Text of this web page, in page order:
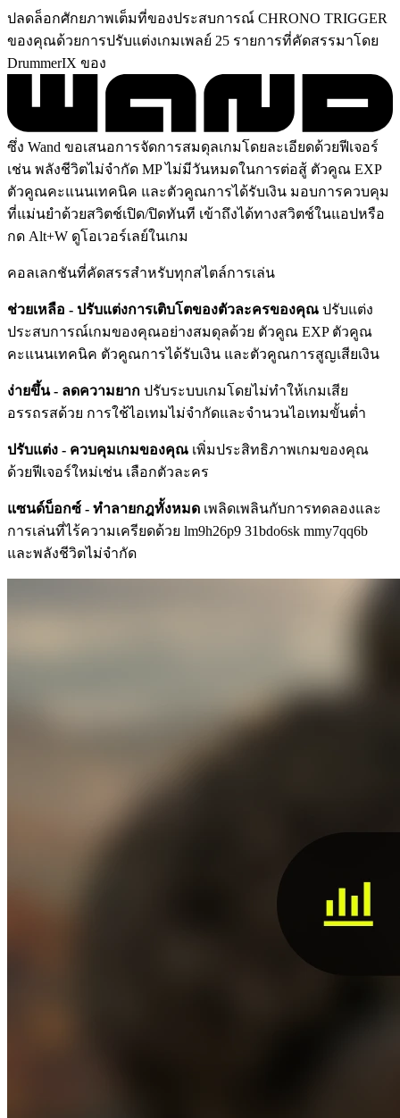
ปลดล็อกศักยภาพเต็มที่ของประสบการณ์ CHRONO TRIGGER
ของคุณด้วยการปรับแต่งเกมเพลย์ 25 รายการที่คัดสรรมาโดย
DrummerIX ของ
ซึ่ง Wand ขอเสนอการจัดการสมดุลเกมโดยละเอียดด้วยฟีเจอร์
เช่น พลังชีวิตไม่จำกัด MP ไม่มีวันหมดในการต่อสู้ ตัวคูณ EXP
ตัวคูณคะแนนเทคนิค และตัวคูณการได้รับเงิน มอบการควบคุม
ที่แม่นยำด้วยสวิตช์เปิด/ปิดทันที เข้าถึงได้ทางสวิตช์ในแอปหรือ
กด Alt+W ดูโอเวอร์เลย์ในเกม
คอลเลกชันที่คัดสรรสำหรับทุกสไตล์การเล่น
ช่วยเหลือ - ปรับแต่งการเติบโตของตัวละครของคุณ ปรับแต่ง
ประสบการณ์เกมของคุณอย่างสมดุลด้วย ตัวคูณ EXP ตัวคูณ
คะแนนเทคนิค ตัวคูณการได้รับเงิน และตัวคูณการสูญเสียเงิน
ง่ายขึ้น - ลดความยาก ปรับระบบเกมโดยไม่ทำให้เกมเสีย
อรรถรสด้วย การใช้ไอเทมไม่จำกัดและจำนวนไอเทมขั้นต่ำ
ปรับแต่ง - ควบคุมเกมของคุณ เพิ่มประสิทธิภาพเกมของคุณ
ด้วยฟีเจอร์ใหม่เช่น เลือกตัวละคร
แซนด์บ็อกซ์ - ทำลายกฎทั้งหมด เพลิดเพลินกับการทดลองและ
การเล่นที่ไร้ความเครียดด้วย lm9h26p9 31bdo6sk mmy7qq6b
และพลังชีวิตไม่จำกัด